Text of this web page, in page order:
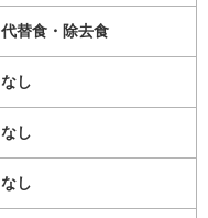
代替食・除去食
なし
なし
なし